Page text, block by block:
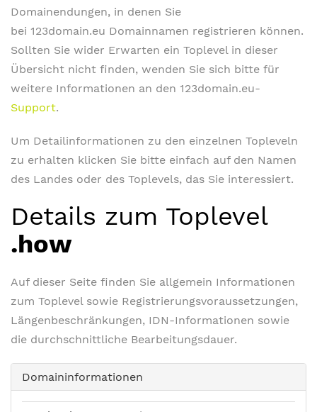
Domainendungen, in denen Sie
bei 123domain.eu Domainnamen registrieren können.
Sollten Sie wider Erwarten ein Toplevel in dieser
Übersicht nicht finden, wenden Sie sich bitte für
weitere Informationen an den 123domain.eu-
Support.
Um Detailinformationen zu den einzelnen Topleveln
zu erhalten klicken Sie bitte einfach auf den Namen
des Landes oder des Toplevels, das Sie interessiert.
Details zum Toplevel
.how
Auf dieser Seite finden Sie allgemein Informationen
zum Toplevel sowie Registrierungsvoraussetzungen,
Längenbeschränkungen, IDN-Informationen sowie
die durchschnittliche Bearbeitungsdauer.
Domaininformationen